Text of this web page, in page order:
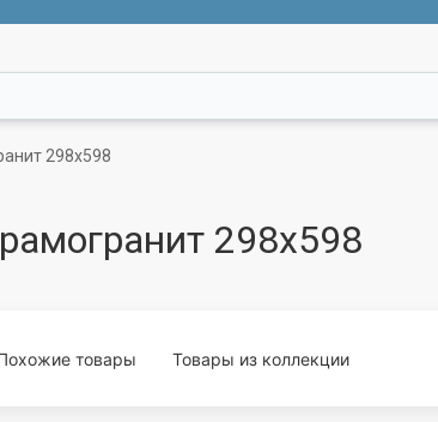
298x598
298x598
товары Товары из коллекции